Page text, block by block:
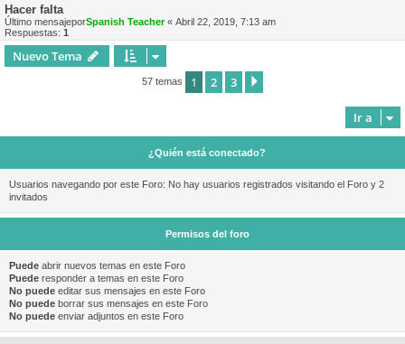
Hacer falta
Último mensajeporSpanish Teacher« Abril 22, 2019, 7:13 am
Respuestas: 1
Nuevo Tema
57 temas 1 2 3
Ir a
¿Quién está conectado?
Usuarios navegando por este Foro: No hay usuarios registrados visitando el Foro y 2
invitados
Permisos del foro
Puede abrir nuevos temas en este Foro
Puede responder a temas en este Foro
No puede editar sus mensajes en este Foro
No puede borrar sus mensajes en este Foro
No puede enviar adjuntos en este Foro